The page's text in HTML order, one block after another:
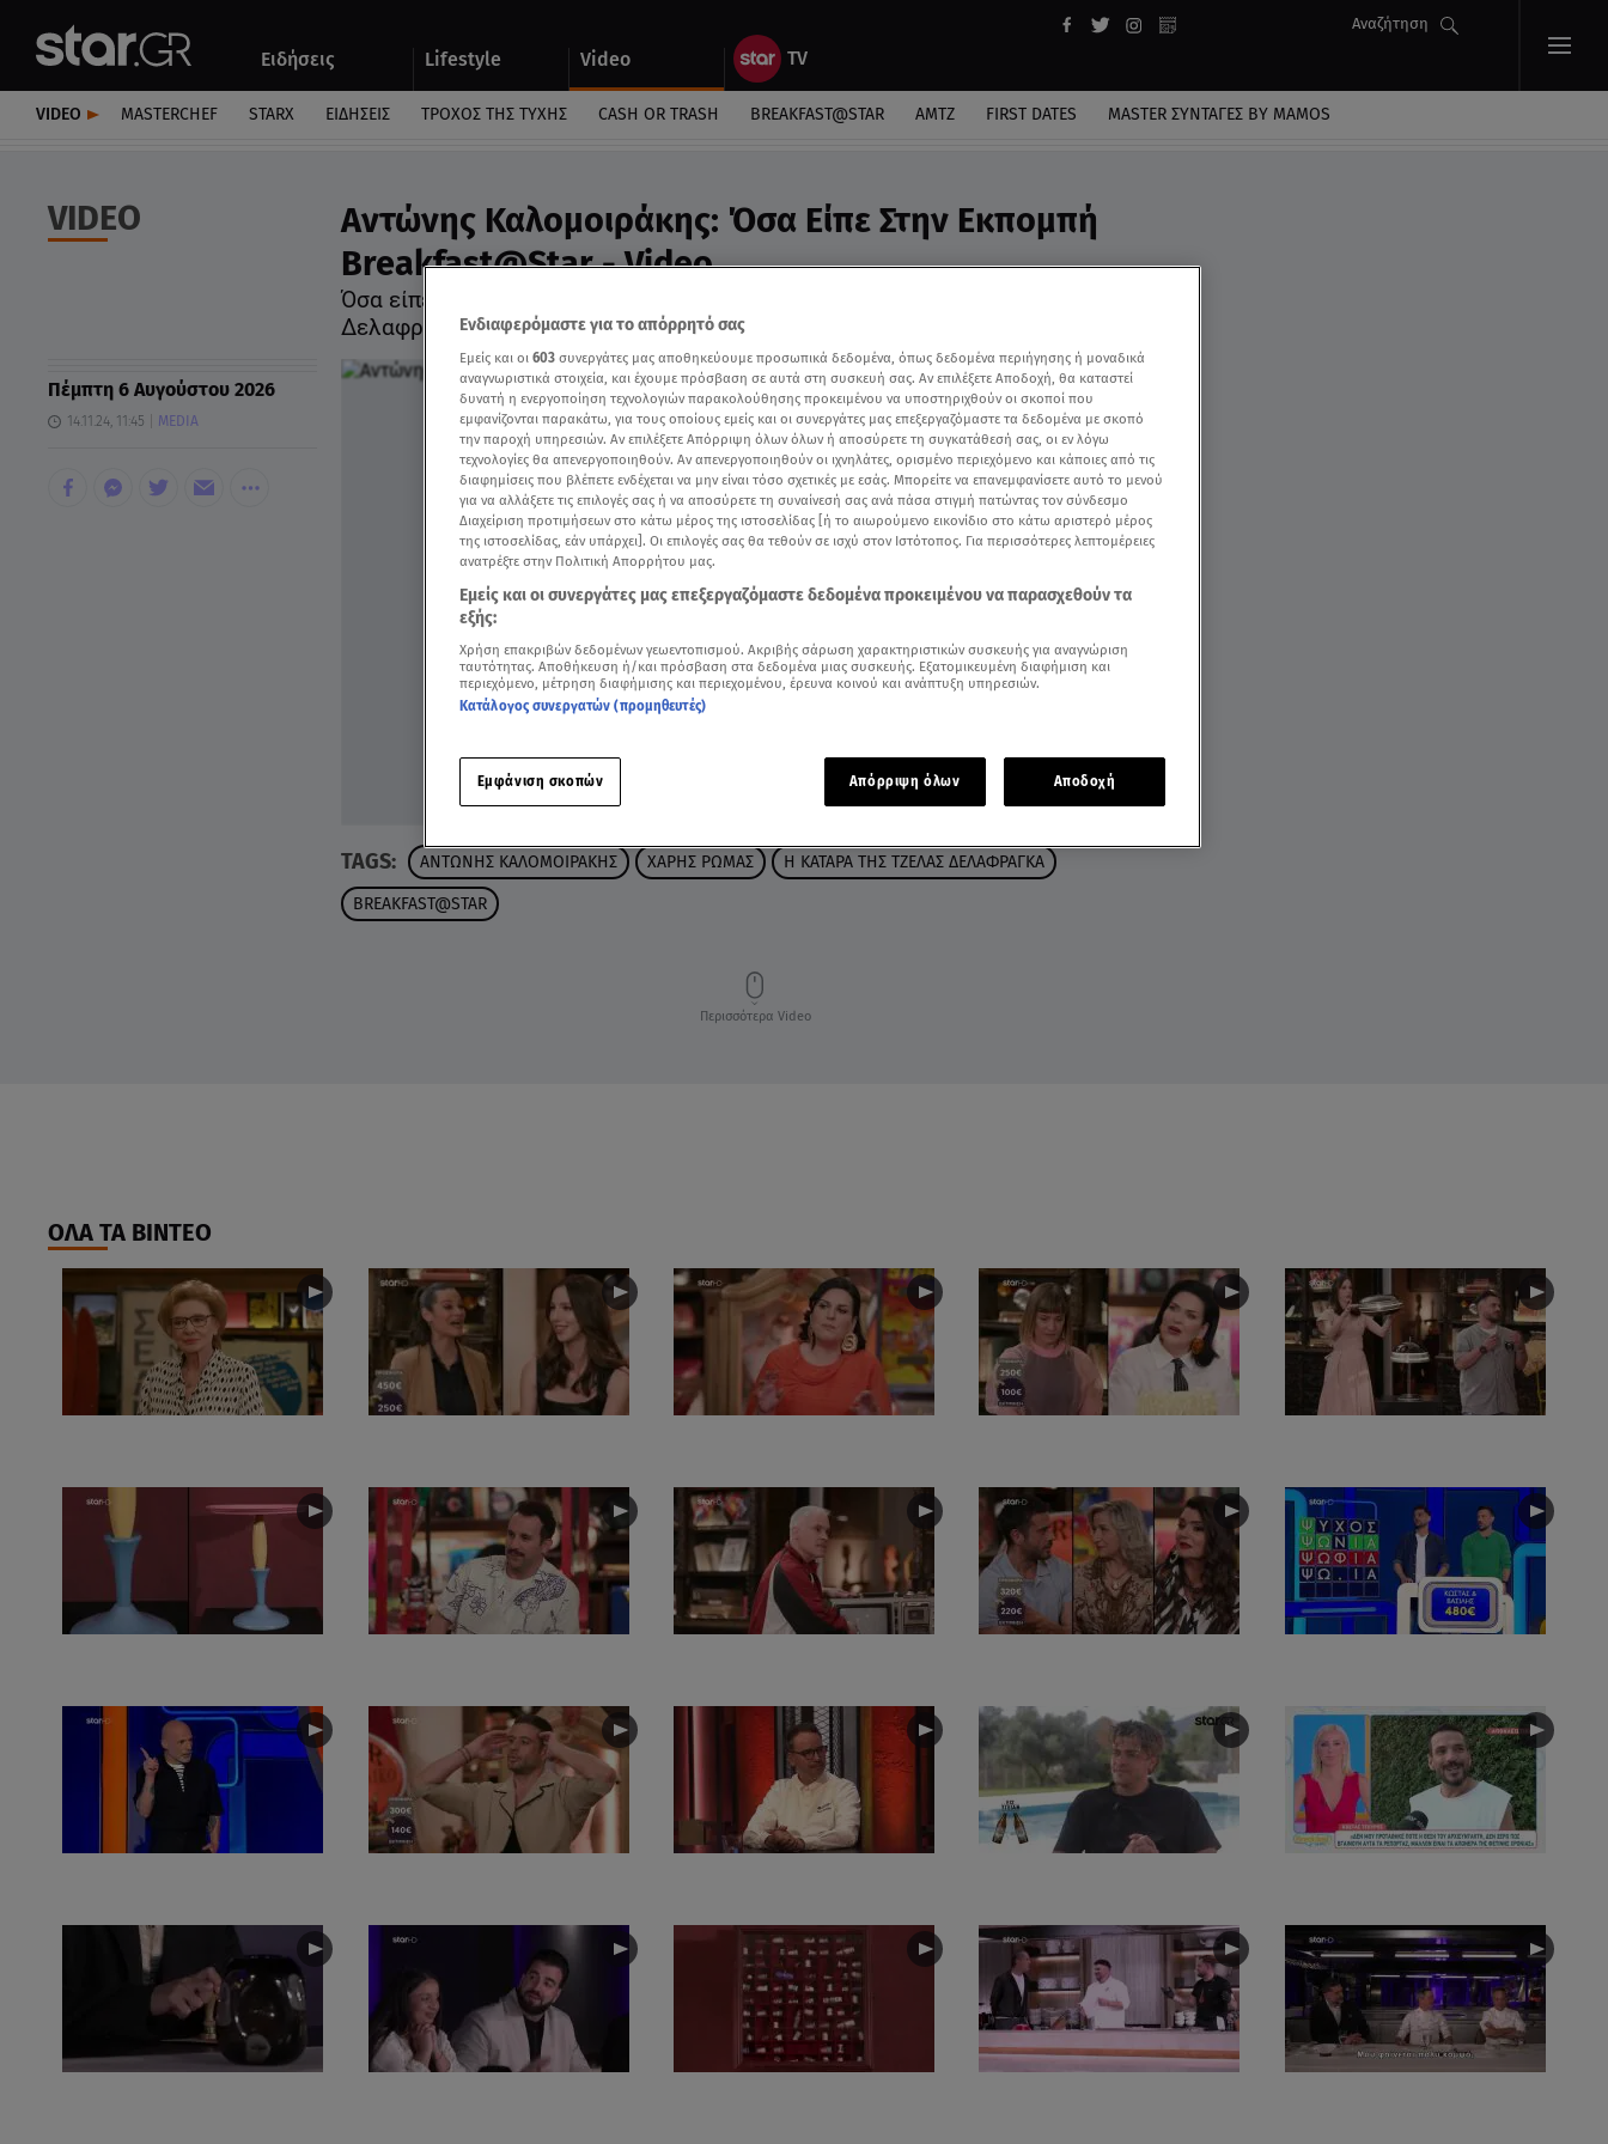
Ειδήσεις Lifestyle Video
Αναζήτηση
Αυτοκίνητο
VIDEO MASTERCHEF STARX ΕΙΔΉΣΕΙΣ ΤΡΟΧΌΣ ΤΗΣ ΤΎΧΗΣ CASH OR TRASH BREAKFAST@STAR ΑΜΤΖ FIRST DATES MASTER ΣΥΝΤΑΓΈΣ BY MAMOS
VIDEO
Αντώνης Καλομοιράκης: Όσα Είπε Στην Εκπομπή
Breakfast@Star - Video
Όσα είπε για τη συμμετοχή του στη σειρά «Η κατάρα της Τζέλας
Δελαφράγκα»
Πέμπτη 6 Αυγούστου 2026
14.11.24, 11:45 MEDIA
TAGS: ΑΝΤΩΝΗΣ ΚΑΛΟΜΟΙΡΑΚΗΣ XΑΡΗΣ ΡΩΜΑΣ Η ΚΑΤΑΡΑ ΤΗΣ ΤΖΕΛΑΣ ΔΕΛΑΦΡΑΓΚΑ
BREAKFAST@STAR
Περισσότερα Video
ΟΛΑ ΤΑ ΒΙΝΤΕΟ
Ενδιαφερόμαστε για το απόρρητό σας
Εμείς και οι 603 συνεργάτες μας αποθηκεύουμε προσωπικά δεδομένα, όπως δεδομένα περιήγησης ή μοναδικά
αναγνωριστικά στοιχεία, και έχουμε πρόσβαση σε αυτά στη συσκευή σας. Αν επιλέξετε Αποδοχή, θα καταστεί
δυνατή η ενεργοποίηση τεχνολογιών παρακολούθησης προκειμένου να υποστηριχθούν οι σκοποί που
εμφανίζονται παρακάτω, για τους οποίους εμείς και οι συνεργάτες μας επεξεργαζόμαστε τα δεδομένα με σκοπό
την παροχή υπηρεσιών. Αν επιλέξετε Απόρριψη όλων όλων ή αποσύρετε τη συγκατάθεσή σας, οι εν λόγω
τεχνολογίες θα απενεργοποιηθούν. Αν απενεργοποιηθούν οι ιχνηλάτες, ορισμένο περιεχόμενο και κάποιες από τις
διαφημίσεις που βλέπετε ενδέχεται να μην είναι τόσο σχετικές με εσάς. Μπορείτε να επανεμφανίσετε αυτό το μενού
για να αλλάξετε τις επιλογές σας ή να αποσύρετε τη συναίνεσή σας ανά πάσα στιγμή πατώντας τον σύνδεσμο
Διαχείριση προτιμήσεων στο κάτω μέρος της ιστοσελίδας [ή το αιωρούμενο εικονίδιο στο κάτω αριστερό μέρος
της ιστοσελίδας, εάν υπάρχει]. Οι επιλογές σας θα τεθούν σε ισχύ στον Ιστότοπος. Για περισσότερες λεπτομέρειες
ανατρέξτε στην Πολιτική Απορρήτου μας.
Εμείς και οι συνεργάτες μας επεξεργαζόμαστε δεδομένα προκειμένου να παρασχεθούν τα
εξής:
Χρήση επακριβών δεδομένων γεωεντοπισμού. Ακριβής σάρωση χαρακτηριστικών συσκευής για αναγνώριση
ταυτότητας. Αποθήκευση ή/και πρόσβαση στα δεδομένα μιας συσκευής. Εξατομικευμένη διαφήμιση και
περιεχόμενο, μέτρηση διαφήμισης και περιεχομένου, έρευνα κοινού και ανάπτυξη υπηρεσιών.
Κατάλογος συνεργατών (προμηθευτές)
Εμφάνιση σκοπών Απόρριψη όλων Αποδοχή